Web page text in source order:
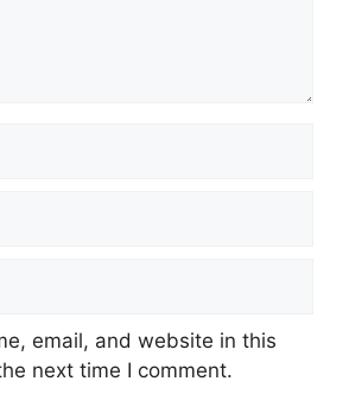
email, and website in this
next time I comment.